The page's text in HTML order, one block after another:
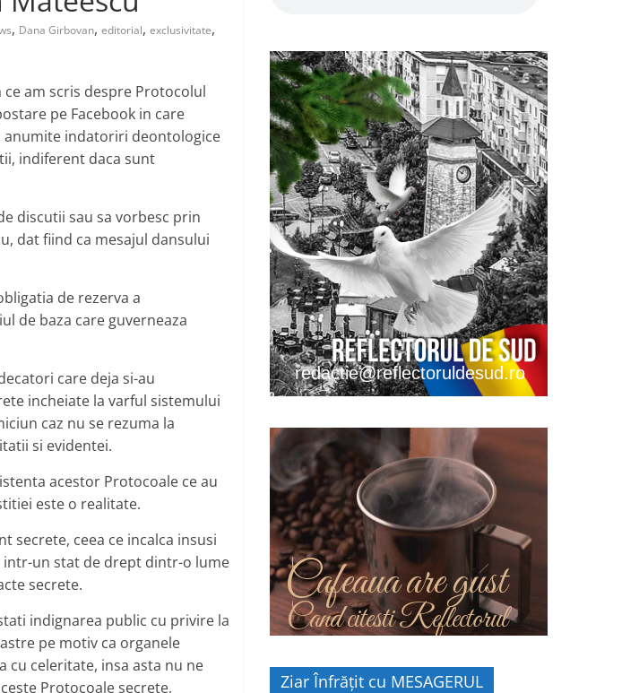
, Dana Girbovan, editorial, exclusivitate,
am scris despre Protocolul
pe Facebook in care
anumite indatoriri deontologice
indiferent daca sunt
discutii sau sa vorbesc prin
dat fiind ca mesajul dansului
de rezerva a
de baza care guverneaza
care deja si-au
incheiate la varful sistemului
caz nu se rezuma la
si evidentei.
acestor Protocoale ce au
este o realitate.
secrete, ceea ce incalca insusi
un stat de drept dintr-o lume
secrete.
indignarea public cu privire la
pe motiv ca organele
cu celeritate, insa asta nu ne
Protocoale secrete,
redactie@reflectoruldesud.ro
Cafeaua are gust
Cand citesti Reflectorul
Ziar Înfrățit cu MESAGERUL